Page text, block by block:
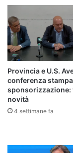
Provincia e U.S.
conferenza
sponsorizzazione:
novità
4 settimane fa